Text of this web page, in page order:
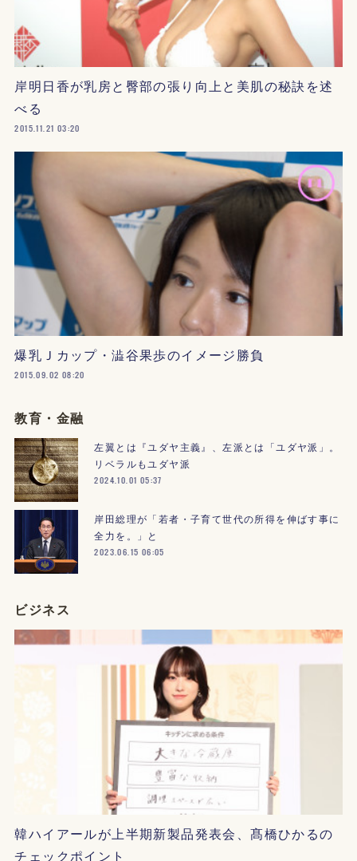
岸明日香が乳房と臀部の張り向上と美肌の秘訣を述
べる
2015.11.21 03:20
爆乳Ｊカップ・澁谷果歩のイメージ勝負
2015.09.02 08:20
教育・金融
左翼とは『ユダヤ主義』、左派とは「ユダヤ派」。
リベラルもユダヤ派
2024.10.01 05:37
岸田総理が「若者・子育て世代の所得を伸ばす事に
全力を。」と
2023.06.15 06:05
ビジネス
韓ハイアールが上半期新製品発表会、髙橋ひかるの
チェックポイント